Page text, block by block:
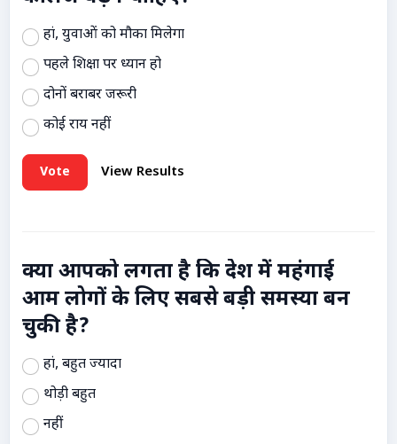
हां, युवाओं को मौका मिलेगा
पहले शिक्षा पर ध्यान हो
दोनों बराबर जरूरी
कोई राय नहीं
Vote View Results
क्या आपको लगता है कि देश में महंगाई
आम लोगों के लिए सबसे बड़ी समस्या बन
चुकी है?
हां, बहुत ज्यादा
थोड़ी बहुत
नहीं